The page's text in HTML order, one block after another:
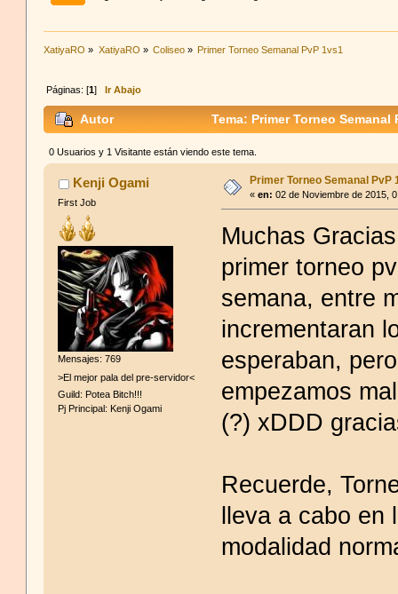
XatiyaRO » XatiyaRO » Coliseo » Primer Torneo Semanal PvP 1vs1
Páginas: [1] Ir Abajo
Autor Tema: Primer Torneo
0 Usuarios y 1 Visitante están viendo este tema.
Kenji Ogami
First Job
Mensajes: 769
>El mejor pala del pre-servidor<
Guild: Potea Bitch!!!
Pj Principal: Kenji Ogami
Primer Torneo Semanal PvP
«en: 02 de Noviembre de 2015,
Muchas
primer torneo
semana, entre
incrementaran
esperaban,
empezamos
(?) xDDD
Recuerde,
lleva a cabo en
modalidad